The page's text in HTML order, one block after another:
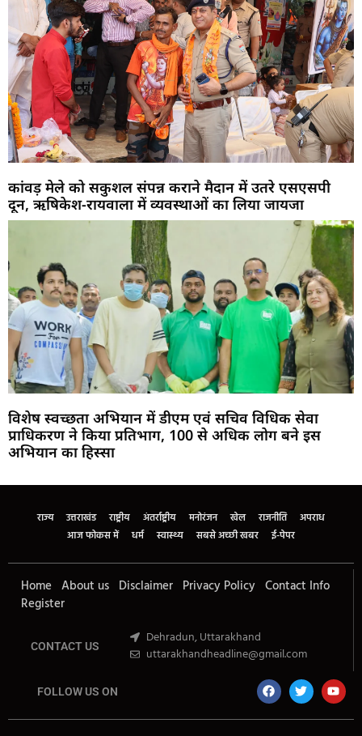
कांवड़ मेले को सकुशल संपन्न कराने मैदान में उतरे एसएसपी
दून, ऋषिकेश-रायवाला में व्यवस्थाओं का लिया जायजा
विशेष स्वच्छता अभियान में डीएम एवं सचिव विधिक सेवा
प्राधिकरण ने किया प्रतिभाग, 100 से अधिक लोग बने इस
अभियान का हिस्सा
राज्य उत्तराखंड राष्ट्रीय अंतर्राष्ट्रीय मनोरंजन खेल राजनीति
अपराध
आज फोकस में
धर्म स्वास्थ्य सबसे अच्छी खबर ई-पेपर
Home About us Disclaimer Privacy Policy Contact Info
Register
CONTACT US
Dehradun, Uttarakhand
uttarakhandheadline@gmail.com
FOLLOW US ON